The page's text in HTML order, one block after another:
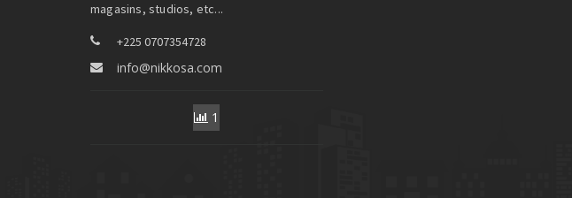
magasins, studios, etc...
+225 0707354728
info@nikkosa.com
1